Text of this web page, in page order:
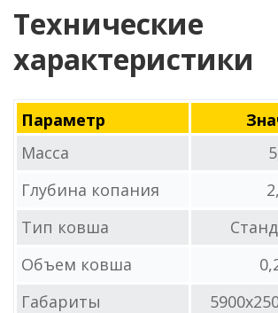
Технические
характеристики
Параметр
Масса
Глубина копания
Тип ковша
Объем ковша
Габариты